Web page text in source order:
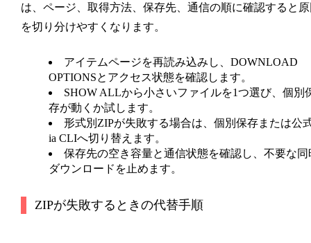
は、ページ、取得方法、保存先、通信の順に確認すると
を切り分けやすくなります。
アイテムページを再読み込みし、DOWNLOAD
OPTIONSとアクセス状態を確認します。
SHOW ALLから小さいファイルを1つ選び、個別
存が動くか試します。
形式別ZIPが失敗する場合は、個別保存または公
ia CLIへ切り替えます。
保存先の空き容量と通信状態を確認し、不要な同
ダウンロードを止めます。
ZIPが失敗するときの代替手順